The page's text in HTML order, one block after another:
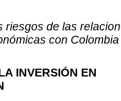
riesgos de las
con Colombia
INVERSIÓN EN